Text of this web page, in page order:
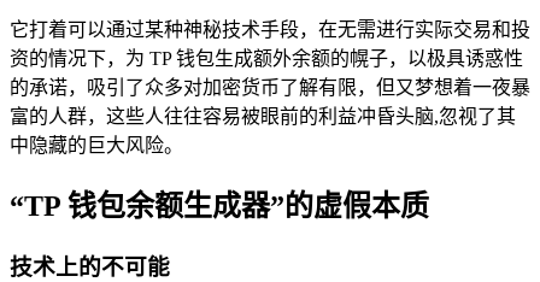
它打着可以通过某种神秘技术手段，在无需进行实际交易和投
资的情况下，为 TP 钱包生成额外余额的幌子，以极具诱惑性
的承诺，吸引了众多对加密货币了解有限，但又梦想着一夜暴
富的人群，这些人往往容易被眼前的利益冲昏头脑,忽视了其
中隐藏的巨大风险。
“TP 钱包余额生成器”的虚假本质
技术上的不可能